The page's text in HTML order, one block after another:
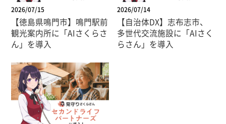
2026/07/15
【徳島県鳴門市】鳴門駅前
観光案内所に「AIさくらさ
ん」を導入
2026/07/14
【自治体DX】志布志市、
多世代交流施設に「AIさく
らさん」を導入